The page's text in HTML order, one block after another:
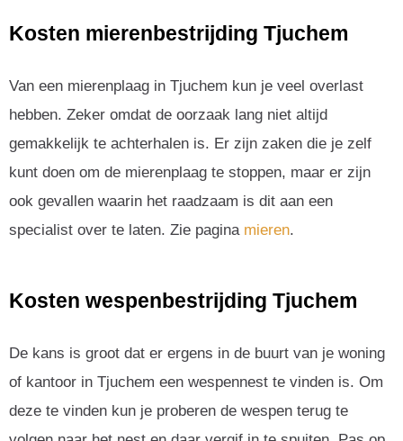
Kosten mierenbestrijding Tjuchem
Van een mierenplaag in Tjuchem kun je veel overlast
hebben. Zeker omdat de oorzaak lang niet altijd
gemakkelijk te achterhalen is. Er zijn zaken die je zelf
kunt doen om de mierenplaag te stoppen, maar er zijn
ook gevallen waarin het raadzaam is dit aan een
specialist over te laten. Zie pagina mieren.
Kosten wespenbestrijding Tjuchem
De kans is groot dat er ergens in de buurt van je woning
of kantoor in Tjuchem een wespennest te vinden is. Om
deze te vinden kun je proberen de wespen terug te